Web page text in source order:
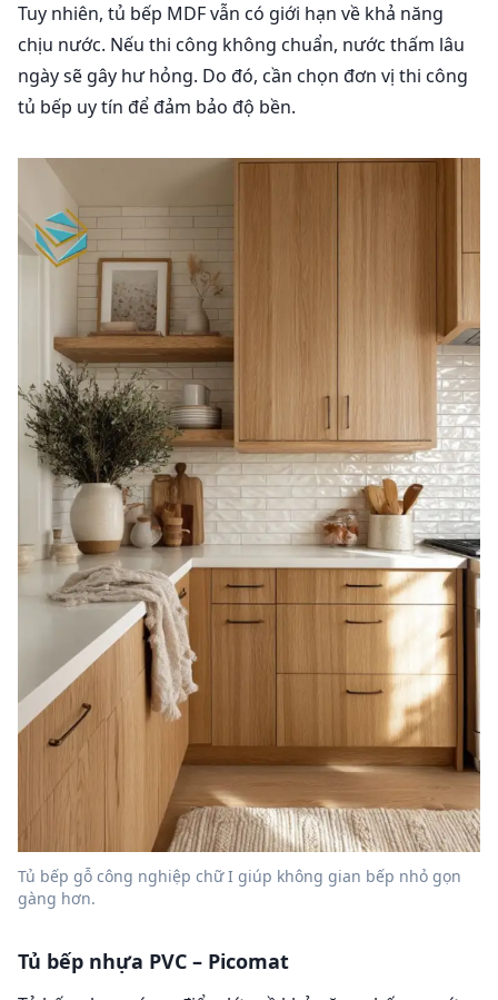
Tuy nhiên, tủ bếp MDF vẫn có giới hạn về khả năng
chịu nước. Nếu thi công không chuẩn, nước thấm lâu
ngày sẽ gây hư hỏng. Do đó, cần chọn đơn vị thi công
tủ bếp uy tín để đảm bảo độ bền.
Tủ bếp gỗ công nghiệp chữ I giúp không gian bếp nhỏ gọn
gàng hơn.
Tủ bếp nhựa PVC – Picomat